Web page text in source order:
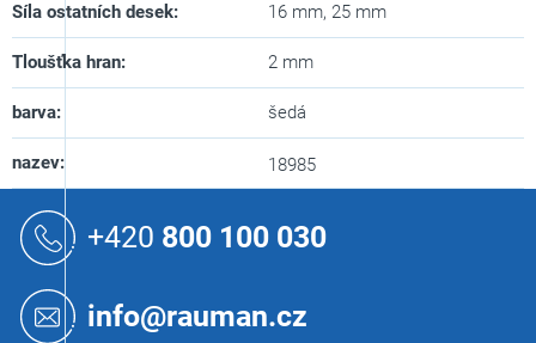
Síla ostatních desek: 16 mm, 25 mm
Tloušťka hran: 2 mm
barva: šedá
nazev: 18985
+420 800 100 030
info@rauman.cz